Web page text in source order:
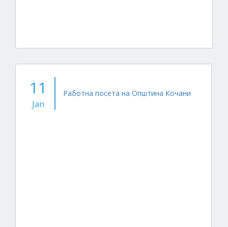
11
Jan
Работна посета на Општина Кочани